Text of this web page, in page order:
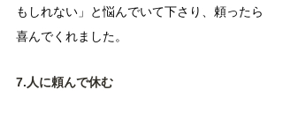
もしれない」と悩んでいて下さり、頼ったら
喜んでくれました。
7.人に頼んで休む